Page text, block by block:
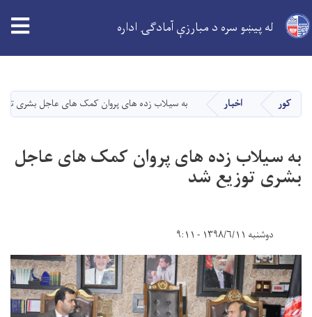
دانګل
له پیښو سره د مبارزې آمادګۍ اداره
کور اخبار به سیلاب زده های پروان کمک های عاجل بشری
به سیلاب زده های پروان کمک های عاجل
بشری توزیع شد
دوشنبه ۱۳۹۸/۶/۱۱ - ۹:۱۱